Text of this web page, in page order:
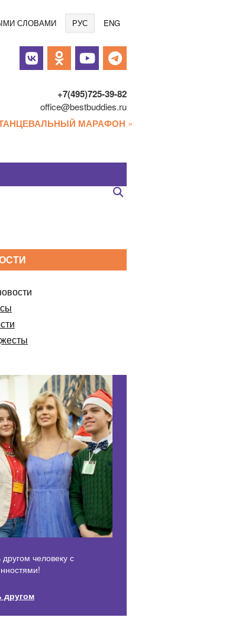
СЛОВАМИ РУС ENG
+7(495)725-39-82
office@bestbuddies.ru
МАРАФОН »
человеку с
другом